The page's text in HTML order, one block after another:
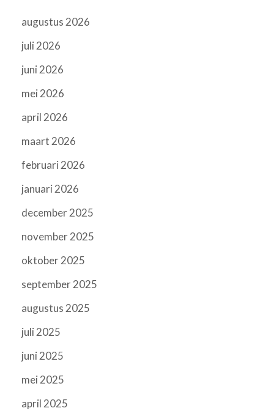
augustus 2026
juli 2026
juni 2026
mei 2026
april 2026
maart 2026
februari 2026
januari 2026
december 2025
november 2025
oktober 2025
september 2025
augustus 2025
juli 2025
juni 2025
mei 2025
april 2025